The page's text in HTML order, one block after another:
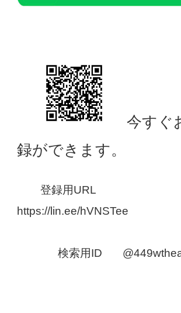
今すぐ
録ができます。
登録用URL
https://lin.ee/hVNSTee
検索用ID